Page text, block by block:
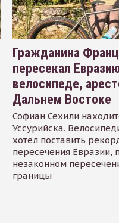
Гражданина
пересекал
велосипеде,
Дальнем Востоке
Софиан Сехили
Уссурийска.
хотел поставить
пересечения Евразии,
незаконном
границы